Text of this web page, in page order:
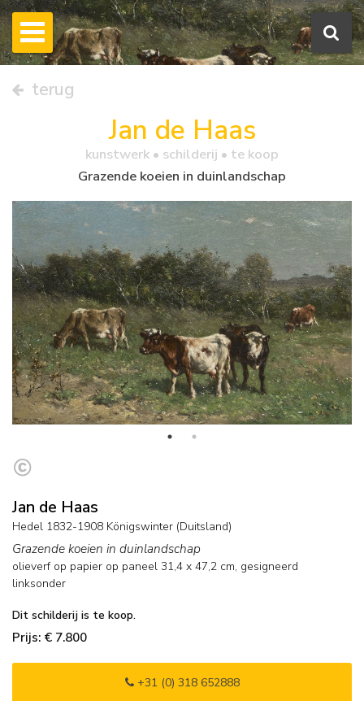
terug
Jan de Haas
kunstwerk • schilderij • te koop
Grazende koeien in duinlandschap
Jan de Haas
Hedel 1832-1908 Königswinter (Duitsland)
Grazende koeien in duinlandschap
olieverf op papier op paneel 31,4 x 47,2 cm, gesigneerd
linksonder
Dit schilderij is te koop.
Prijs: € 7.800
+31 (0) 318 652888